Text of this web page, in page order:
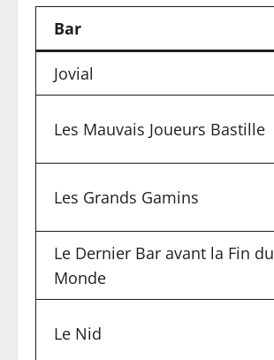
Bar
Jovial
Les Mauvais Joueurs Bastille
Les Grands Gamins
Le Dernier Bar avant la Fin du
Monde
Le Nid